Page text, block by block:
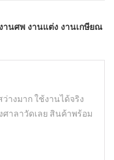
านศพ งานแต่ง งานเกษียณ
างมาก ใช้งานได้จริง
าลาวัดเลย สินค้าพร้อม